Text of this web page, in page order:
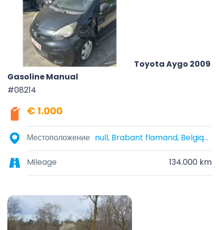
Toyota Aygo 2009
Gasoline Manual
#08214
€ 1.000
Местоположение null, Brabant flamand, Belgique
Mileage 134.000 km